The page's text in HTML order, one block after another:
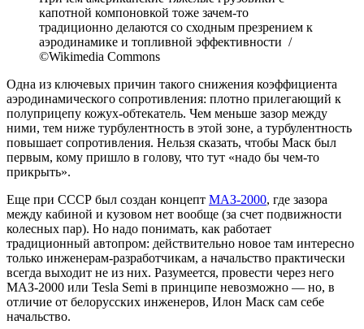
капотной компоновкой тоже зачем-то
традиционно делаются со сходным презрением к
аэродинамике и топливной эффективности /
©Wikimedia Commons
Одна из ключевых причин такого снижения коэффициента
аэродинамического сопротивления: плотно прилегающий к
полуприцепу кожух-обтекатель. Чем меньше зазор между
ними, тем ниже турбулентность в этой зоне, а турбулентность
повышает сопротивления. Нельзя сказать, чтобы Маск был
первым, кому пришло в голову, что тут «надо бы чем-то
прикрыть».
Еще при СССР был создан концепт МАЗ-2000, где зазора
между кабиной и кузовом нет вообще (за счет подвижности
колесных пар). Но надо понимать, как работает
традиционный автопром: действительно новое там интересно
только инженерам-разработчикам, а начальство практически
всегда выходит не из них. Разумеется, провести через него
МАЗ-2000 или Tesla Semi в принципе невозможно — но, в
отличие от белорусских инженеров, Илон Маск сам себе
начальство.